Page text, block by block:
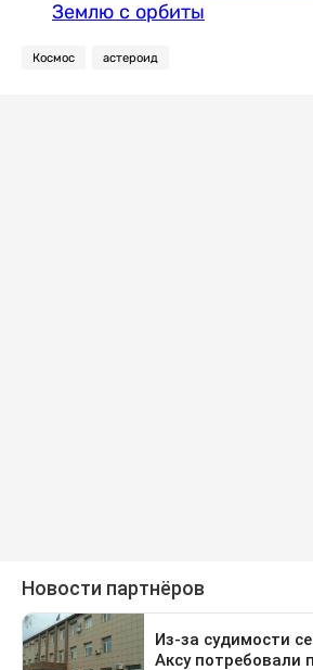
Землю с орбиты
Космос астероид